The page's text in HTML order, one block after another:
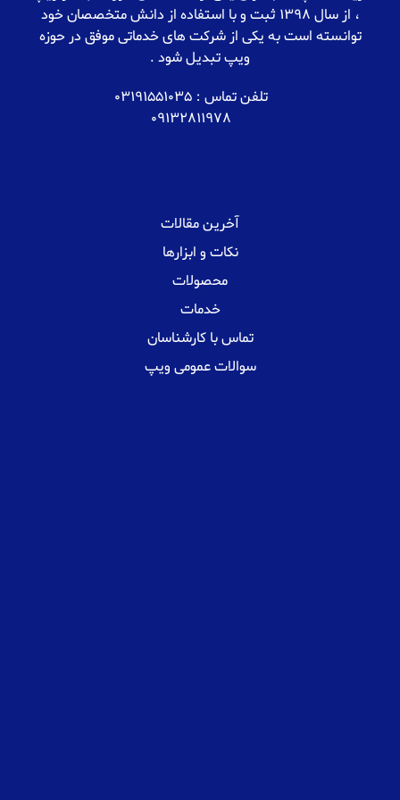
، از سال 1398 ثبت و با استفاده از دانش متخصصان خود
توانسته است به یکی از شرکت های خدماتی موفق در حوزه
ویپ تبدیل شود .
تلفن تماس : 03191551035
09132811978
آخرین مقالات
نکات و ابزارها
محصولات
خدمات
تماس با کارشناسان
سوالات عمومی ویپ